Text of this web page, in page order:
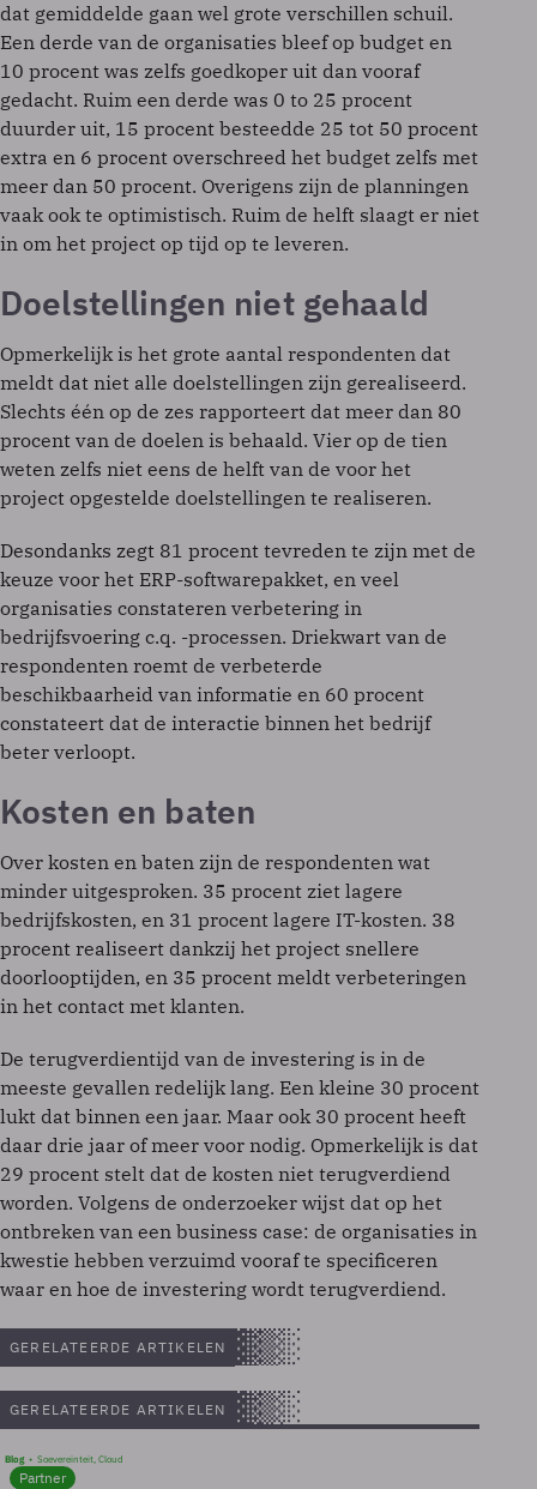
dat gemiddelde gaan wel grote verschillen schuil.
Een derde van de organisaties bleef op budget en
10 procent was zelfs goedkoper uit dan vooraf
gedacht. Ruim een derde was 0 to 25 procent
duurder uit, 15 procent besteedde 25 tot 50 procent
extra en 6 procent overschreed het budget zelfs met
meer dan 50 procent. Overigens zijn de planningen
vaak ook te optimistisch. Ruim de helft slaagt er niet
in om het project op tijd op te leveren.
Doelstellingen niet gehaald
Opmerkelijk is het grote aantal respondenten dat
meldt dat niet alle doelstellingen zijn gerealiseerd.
Slechts één op de zes rapporteert dat meer dan 80
procent van de doelen is behaald. Vier op de tien
weten zelfs niet eens de helft van de voor het
project opgestelde doelstellingen te realiseren.
Desondanks zegt 81 procent tevreden te zijn met de
keuze voor het ERP-softwarepakket, en veel
organisaties constateren verbetering in
bedrijfsvoering c.q. -processen. Driekwart van de
respondenten roemt de verbeterde
beschikbaarheid van informatie en 60 procent
constateert dat de interactie binnen het bedrijf
beter verloopt.
Kosten en baten
Over kosten en baten zijn de respondenten wat
minder uitgesproken. 35 procent ziet lagere
bedrijfskosten, en 31 procent lagere IT-kosten. 38
procent realiseert dankzij het project snellere
doorlooptijden, en 35 procent meldt verbeteringen
in het contact met klanten.
De terugverdientijd van de investering is in de
meeste gevallen redelijk lang. Een kleine 30 procent
lukt dat binnen een jaar. Maar ook 30 procent heeft
daar drie jaar of meer voor nodig. Opmerkelijk is dat
29 procent stelt dat de kosten niet terugverdiend
worden. Volgens de onderzoeker wijst dat op het
ontbreken van een business case: de organisaties in
kwestie hebben verzuimd vooraf te specificeren
waar en hoe de investering wordt terugverdiend.
GERELATEERDE ARTIKELEN
GERELATEERDE ARTIKELEN
Blog Soevereinteit, Cloud
Partner